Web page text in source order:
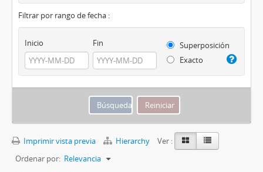
Filtrar por rango de fecha :
Inicio Fin
Superposición
Exacto
Imprimir vista previa Hierarchy
Ver :
Ordenar por: Relevancia